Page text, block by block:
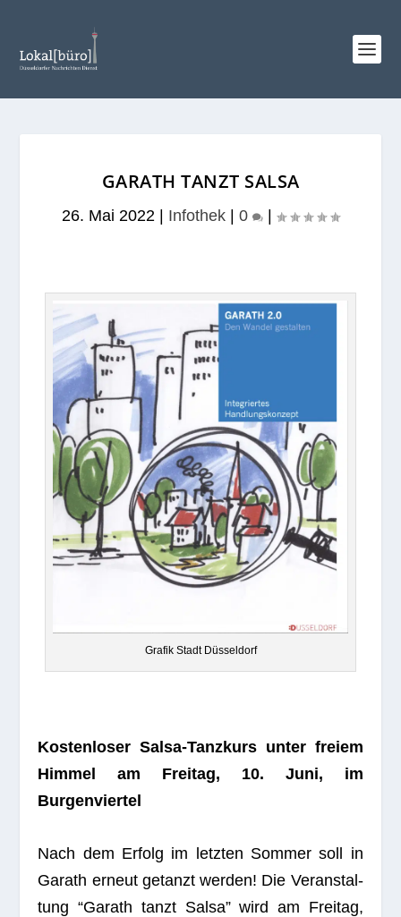
GARATH TANZT SALSA
26. Mai 2022 Infothek 0
Gra­fik Stadt Düsseldorf
Kos­ten­lo­ser Salsa-Tanz­kurs unter freiem
Him­mel am Frei­tag, 10. Juni, im
Burgenviertel
Nach dem Erfolg im letz­ten Som­mer soll in
Garath erneut getanzt wer­den! Die Ver­an­stal­
tung “Garath tanzt Salsa” wird am Frei­tag,